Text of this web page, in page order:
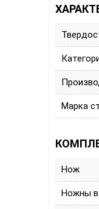
Марка
Нож
Ножны в